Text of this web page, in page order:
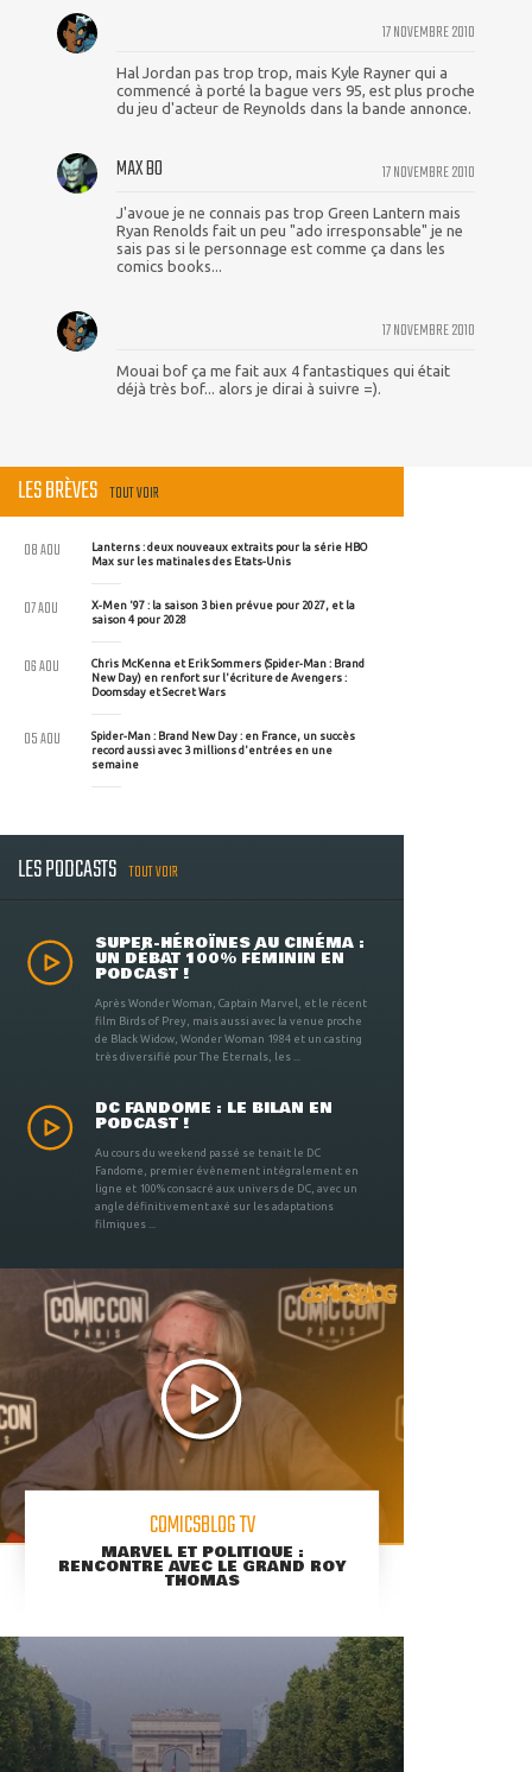
17 NOVEMBRE 2010
Hal Jordan pas trop trop, mais Kyle Rayner qui a
commencé à porté la bague vers 95, est plus proche
du jeu d'acteur de Reynolds dans la bande annonce.
17 NOVEMBRE 2010
MAX BO
J'avoue je ne connais pas trop Green Lantern mais
Ryan Renolds fait un peu "ado irresponsable" je ne
sais pas si le personnage est comme ça dans les
comics books...
17 NOVEMBRE 2010
Mouai bof ça me fait aux 4 fantastiques qui était
déjà très bof... alors je dirai à suivre =).
LES BRÈVES TOUT VOIR
Lanterns : deux nouveaux extraits pour la série HBO
Max sur les matinales des Etats-Unis
08 AOU
X-Men '97 : la saison 3 bien prévue pour 2027, et la
saison 4 pour 2028
07 AOU
Chris McKenna et Erik Sommers (Spider-Man : Brand
New Day) en renfort sur l'écriture de Avengers :
Doomsday et Secret Wars
06 AOU
Spider-Man : Brand New Day : en France, un succès
record aussi avec 3 millions d'entrées en une
semaine
05 AOU
LES PODCASTS TOUT VOIR
SUPER-HÉROÏNES AU CINÉMA :
UN DÉBAT 100% FÉMININ EN
PODCAST !
Après Wonder Woman, Captain Marvel, et le récent
film Birds of Prey, mais aussi avec la venue proche
de Black Widow, Wonder Woman 1984 et un casting
très diversifié pour The Eternals, les ...
DC FANDOME : LE BILAN EN
PODCAST !
Au cours du weekend passé se tenait le DC
Fandome, premier évènement intégralement en
ligne et 100% consacré aux univers de DC, avec un
angle définitivement axé sur les adaptations
filmiques ...
COMICSBLOG TV
MARVEL ET POLITIQUE :
RENCONTRE AVEC LE GRAND ROY
THOMAS